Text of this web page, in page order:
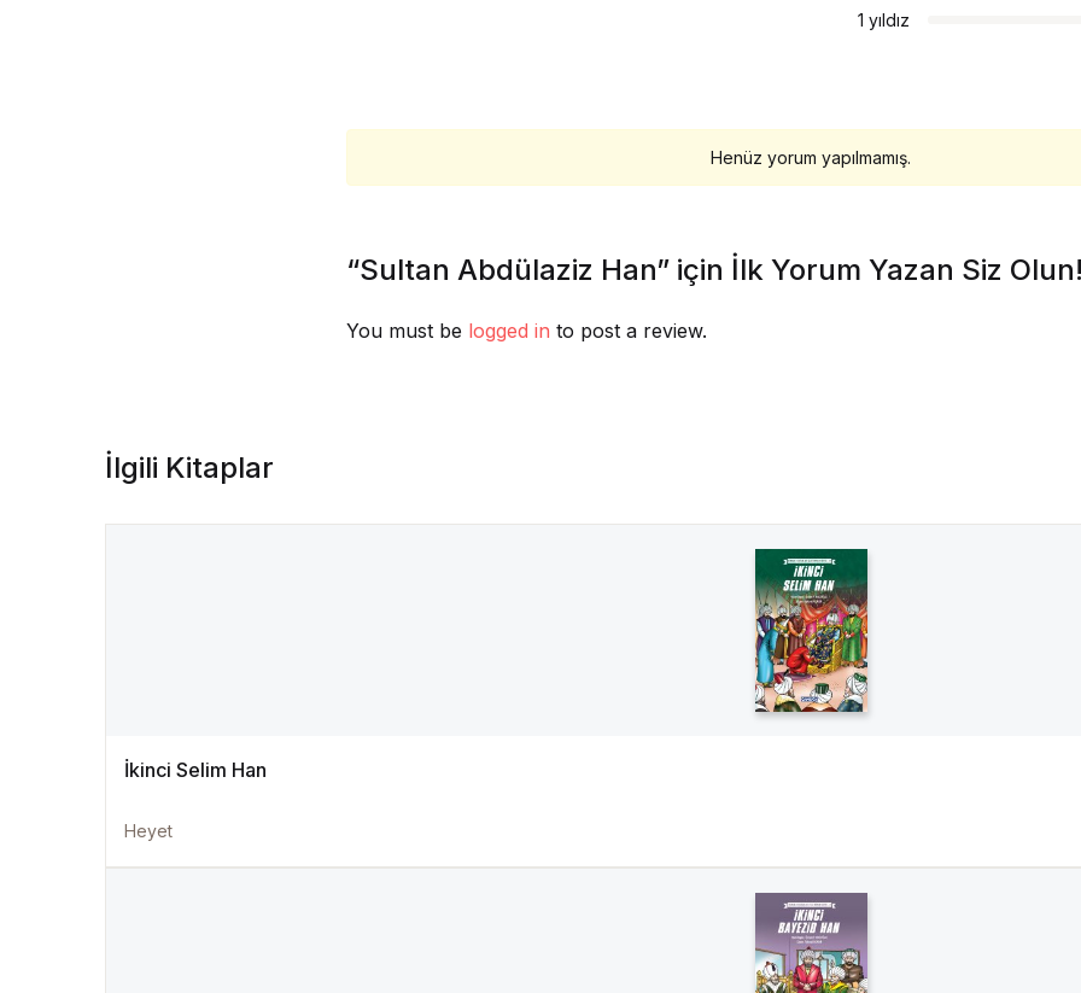
1 yıldız
Henüz yorum yapılmamış.
“Sultan Abdülaziz Han” için İlk Yorum Yazan Siz
You must be logged in to post a review.
İlgili Kitaplar
İkinci Selim Han
Heyet